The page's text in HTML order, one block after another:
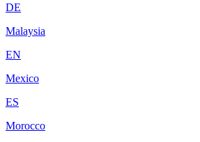
DE
Malaysia
EN
Mexico
ES
Morocco